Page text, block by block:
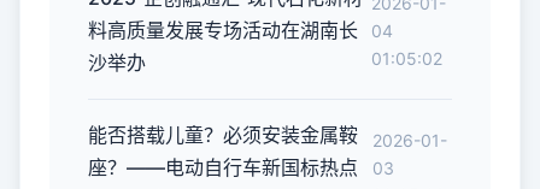
料高质量发展专场活动在湖南长
沙举办
04
01:05:02
能否搭载儿童？必须安装金属鞍
座？——电动自行车新国标热点
2026-01-
03